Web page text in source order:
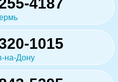
1015
на-Дону